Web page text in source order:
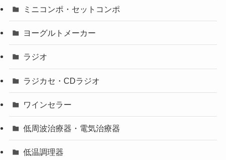
ミニコンポ・セットコンポ
ヨーグルトメーカー
ラジオ
ラジカセ・CDラジオ
ワインセラー
低周波治療器・電気治療器
低温調理器